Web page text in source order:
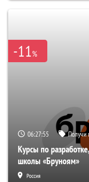
-11%
06:27:54 Получи
Курсы по
школы «Бруноям»
Россия